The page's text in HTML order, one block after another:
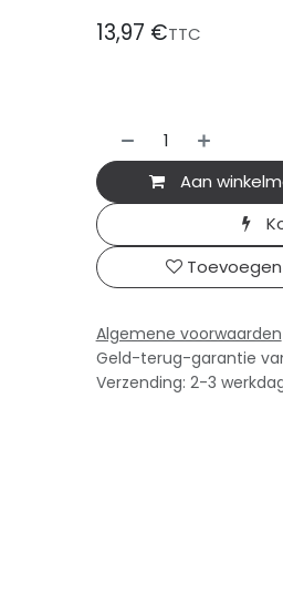
13,97 €TTC
Aan
Algemene voorwaarden
Geld-terug-garantie
Verzending: 2-3